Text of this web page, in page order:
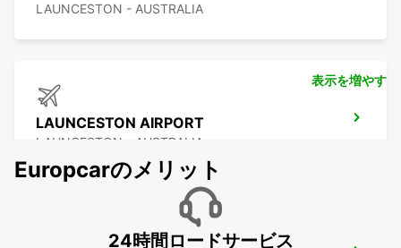
LAUNCESTON - AUSTRALIA
LAUNCESTON AIRPORT
LAUNCESTON - AUSTRALIA
表示を増やす
Europcarのメリット
24時間ロードサービス